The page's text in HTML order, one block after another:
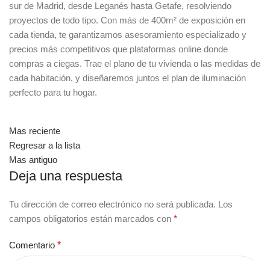
sur de Madrid, desde Leganés hasta Getafe, resolviendo
proyectos de todo tipo. Con más de 400m² de exposición en
cada tienda, te garantizamos asesoramiento especializado y
precios más competitivos que plataformas online donde
compras a ciegas. Trae el plano de tu vivienda o las medidas de
cada habitación, y diseñaremos juntos el plan de iluminación
perfecto para tu hogar.
Mas reciente
Regresar a la lista
Mas antiguo
Deja una respuesta
Tu dirección de correo electrónico no será publicada. Los
campos obligatorios están marcados con *
Comentario *